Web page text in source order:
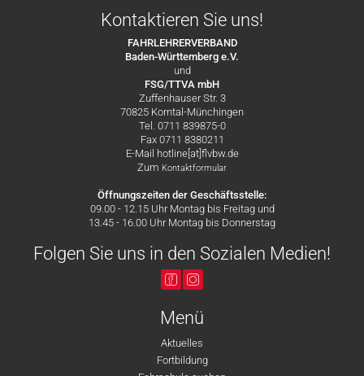
Kontaktieren Sie uns!
FAHRLEHRERVERBAND
Baden-Württemberg e.V.
und
FSG/TTVA mbH
Zuffenhauser Str. 3
70825 Korntal-Münchingen
Tel. 0711 839875-0
Fax 0711 8380211
E-Mail hotline[at]flvbw.de
Zum Kontaktformular
Öffnungszeiten der Geschäftsstelle:
09.00 - 12.15 Uhr Montag bis Freitag und
13.45 - 16.00 Uhr Montag bis Donnerstag
Folgen Sie uns in den Sozialen Medien!
Menü
Aktuelles
Fortbildung